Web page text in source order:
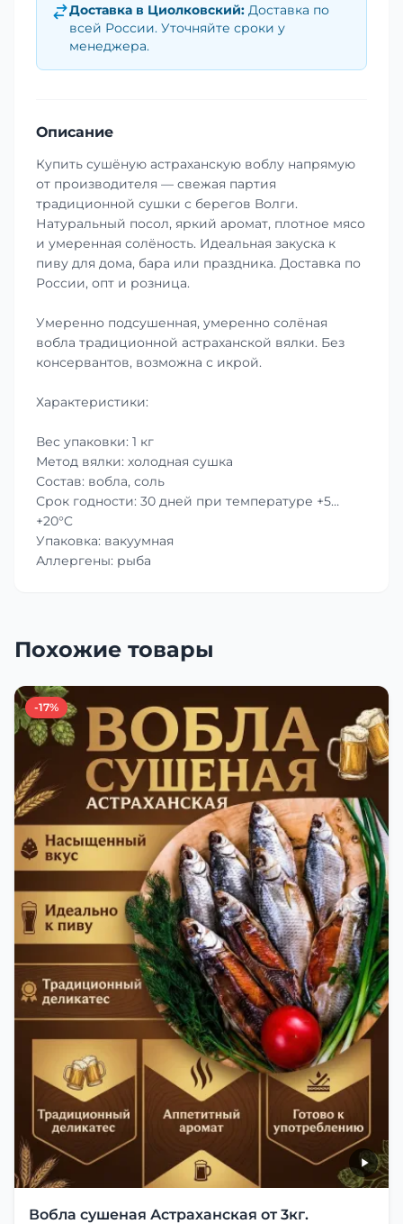
Доставка в Циолковский: Доставка по
всей России. Уточняйте сроки у
менеджера.
Описание
Купить сушёную астраханскую воблу напрямую
от производителя — свежая партия
традиционной сушки с берегов Волги.
Натуральный посол, яркий аромат, плотное мясо
и умеренная солёность. Идеальная закуска к
пиву для дома, бара или праздника. Доставка по
России, опт и розница.
Умеренно подсушенная, умеренно солёная
вобла традиционной астраханской вялки. Без
консервантов, возможна с икрой.
Характеристики:
Вес упаковки: 1 кг
Метод вялки: холодная сушка
Состав: вобла, соль
Срок годности: 30 дней при температуре +5…
+20°C
Упаковка: вакуумная
Аллергены: рыба
Похожие товары
-17%
Вобла сушеная Астраханская от 3кг.